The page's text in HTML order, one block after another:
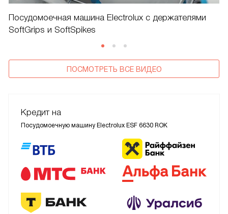
Посудомоечная машина Electrolux с держателями
SoftGrips и SoftSpikes
ПОСМОТРЕТЬ ВСЕ ВИДЕО
Кредит на
Посудомоечную машину Electrolux ESF 6630 ROK